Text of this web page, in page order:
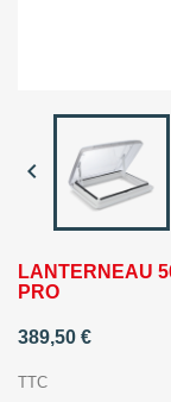

LANTERNEAU
PRO
389,50 €
TTC